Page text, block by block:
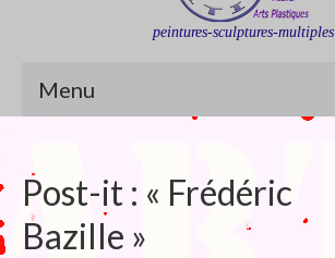
peintures-sculptures-multiples
Menu
Sculptures
Bois flottés
Post-it : « Frédéric
Bazille »